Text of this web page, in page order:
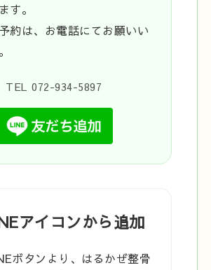
す。
約は、お電話にてお願いい
TEL 072-934-5897
アイコンから追加
ボタンより、はるかぜ整骨